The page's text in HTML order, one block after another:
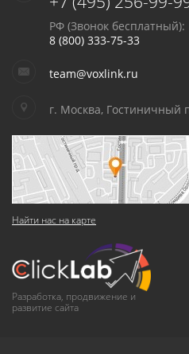
РФ (Звонок бесплатный):
8 (800) 333-75-33
team@voxlink.ru
г. Москва, Гостиничный
Найти нас на карте
Разработка, продвижение и
развитие сайта